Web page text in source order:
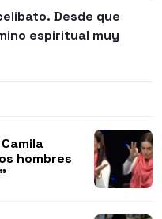
Desde que
espiritual muy
hombres